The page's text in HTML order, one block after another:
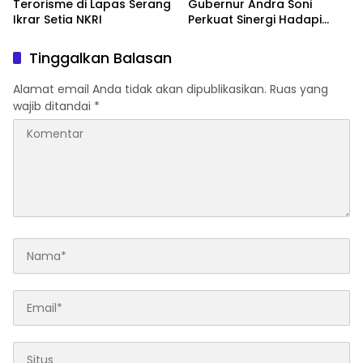
Terorisme di Lapas Serang
Ikrar Setia NKRI
Gubernur Andra Soni
Perkuat Sinergi Hadapi
Tinggalkan Balasan
Alamat email Anda tidak akan dipublikasikan. Ruas yang
wajib ditandai *